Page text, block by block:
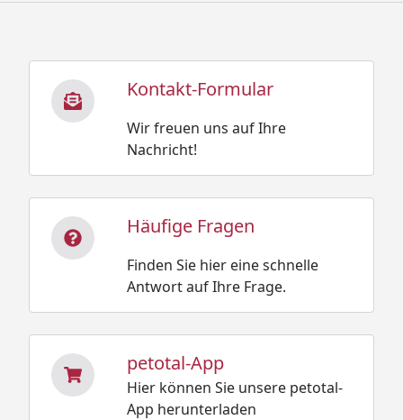
Kontakt-Formular
Wir freuen uns auf Ihre
Nachricht!
Häufige Fragen
Finden Sie hier eine schnelle
Antwort auf Ihre Frage.
petotal-App
Hier können Sie unsere petotal-
App herunterladen